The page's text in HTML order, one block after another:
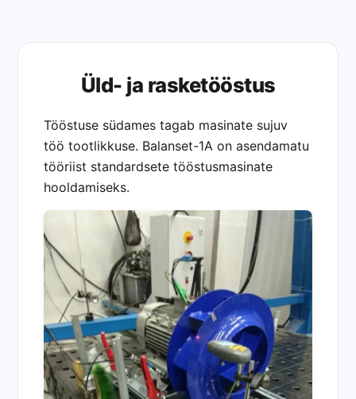
Üld- ja rasketööstus
Tööstuse südames tagab masinate sujuv
töö tootlikkuse. Balanset-1A on asendamatu
tööriist standardsete tööstusmasinate
hooldamiseks.